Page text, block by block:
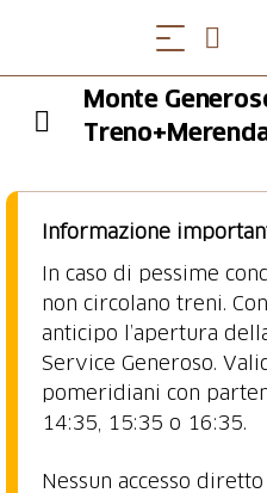
Monte
Informazione
In caso di pessime
non circolano treni.
anticipo l’apertura
Service Generoso.
pomeridiani con
14:35, 15:35 o 16:35.
Nessun accesso